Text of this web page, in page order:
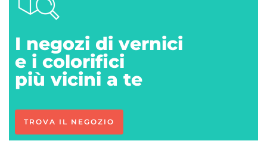
I negozi di vernici
e i colorifici
più vicini a te
TROVA IL NEGOZIO